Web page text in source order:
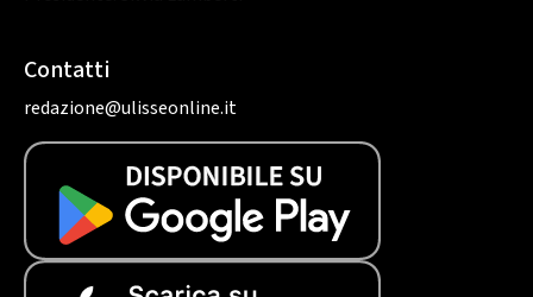
Contatti
redazione@ulisseonline.it